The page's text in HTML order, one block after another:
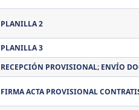
PLANILLA 2
PLANILLA 3
RECEPCIÓN PROVISIONAL; ENVÍO
FIRMA ACTA PROVISIONAL